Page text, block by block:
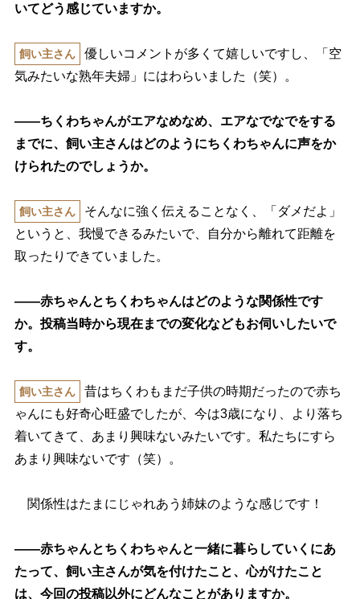
いてどう感じていますか。
飼い主さん
優しいコメントが多くて嬉しいですし、「空
気みたいな熟年夫婦」にはわらいました（笑）。
――ちくわちゃんがエアなめなめ、エアなでなでをする
までに、飼い主さんはどのようにちくわちゃんに声をか
けられたのでしょうか。
飼い主さん
そんなに強く伝えることなく、「ダメだよ」
というと、我慢できるみたいで、自分から離れて距離を
取ったりできていました。
――赤ちゃんとちくわちゃんはどのような関係性です
か。投稿当時から現在までの変化などもお伺いしたいで
す。
飼い主さん
昔はちくわもまだ子供の時期だったので赤ち
ゃんにも好奇心旺盛でしたが、今は3歳になり、より落ち
着いてきて、あまり興味ないみたいです。私たちにすら
あまり興味ないです（笑）。
関係性はたまにじゃれあう姉妹のような感じです！
――赤ちゃんとちくわちゃんと一緒に暮らしていくにあ
たって、飼い主さんが気を付けたこと、心がけたこと
は、今回の投稿以外にどんなことがありますか。